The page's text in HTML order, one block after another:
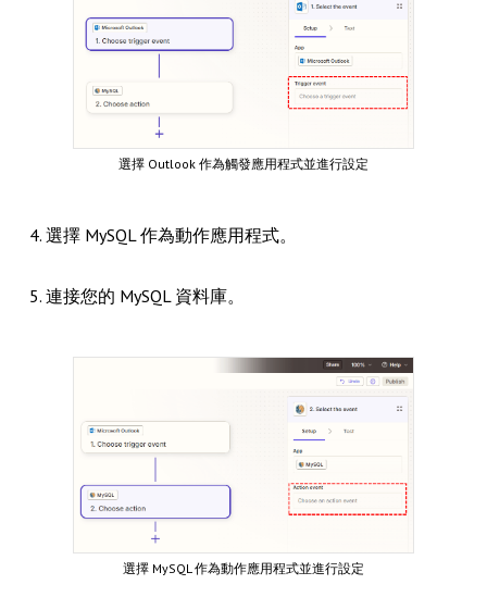
選擇 Outlook 作為觸發應用程式並進行設定
4. 選擇 MySQL 作為動作應用程式。
5. 連接您的 MySQL 資料庫。
選擇 MySQL 作為動作應用程式並進行設定